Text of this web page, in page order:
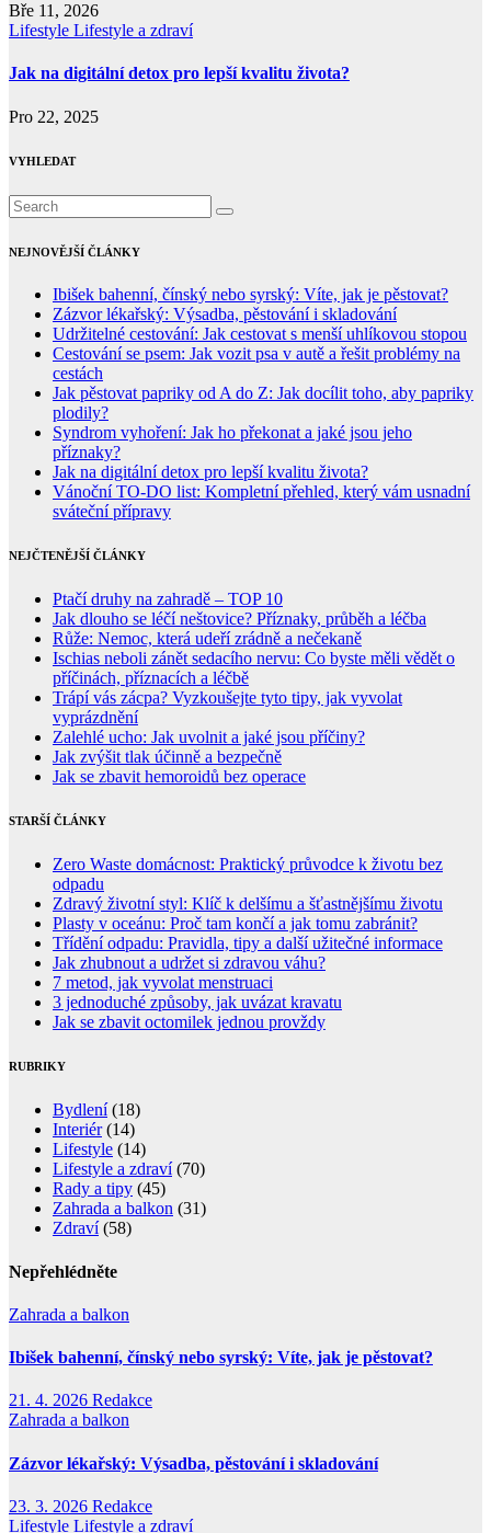
Bře 11, 2026
Lifestyle Lifestyle a zdraví
Jak na digitální detox pro lepší kvalitu života?
Pro 22, 2025
VYHLEDAT
NEJNOVĚJŠÍ ČLÁNKY
Ibišek bahenní, čínský nebo syrský: Víte, jak je pěstovat?
Zázvor lékařský: Výsadba, pěstování i skladování
Udržitelné cestování: Jak cestovat s menší uhlíkovou stopou
Cestování se psem: Jak vozit psa v autě a řešit problémy na
cestách
Jak pěstovat papriky od A do Z: Jak docílit toho, aby papriky
plodily?
Syndrom vyhoření: Jak ho překonat a jaké jsou jeho
příznaky?
Jak na digitální detox pro lepší kvalitu života?
Vánoční TO-DO list: Kompletní přehled, který vám usnadní
sváteční přípravy
NEJČTENĚJŠÍ ČLÁNKY
Ptačí druhy na zahradě – TOP 10
Jak dlouho se léčí neštovice? Příznaky, průběh a léčba
Růže: Nemoc, která udeří zrádně a nečekaně
Ischias neboli zánět sedacího nervu: Co byste měli vědět o
příčinách, příznacích a léčbě
Trápí vás zácpa? Vyzkoušejte tyto tipy, jak vyvolat
vyprázdnění
Zalehlé ucho: Jak uvolnit a jaké jsou příčiny?
Jak zvýšit tlak účinně a bezpečně
Jak se zbavit hemoroidů bez operace
STARŠÍ ČLÁNKY
Zero Waste domácnost: Praktický průvodce k životu bez
odpadu
Zdravý životní styl: Klíč k delšímu a šťastnějšímu životu
Plasty v oceánu: Proč tam končí a jak tomu zabránit?
Třídění odpadu: Pravidla, tipy a další užitečné informace
Jak zhubnout a udržet si zdravou váhu?
7 metod, jak vyvolat menstruaci
3 jednoduché způsoby, jak uvázat kravatu
Jak se zbavit octomilek jednou provždy
RUBRIKY
Bydlení(18)
Interiér(14)
Lifestyle (14)
Lifestyle a zdraví(70)
Rady a tipy (45)
Zahrada a balkon (31)
Zdraví(58)
Nepřehlédněte
Zahrada a balkon
Ibišek bahenní, čínský nebo syrský: Víte, jak je pěstovat?
21. 4. 2026 Redakce
Zahrada a balkon
Zázvor lékařský: Výsadba, pěstování i skladování
23. 3. 2026 Redakce
Lifestyle Lifestyle a zdraví